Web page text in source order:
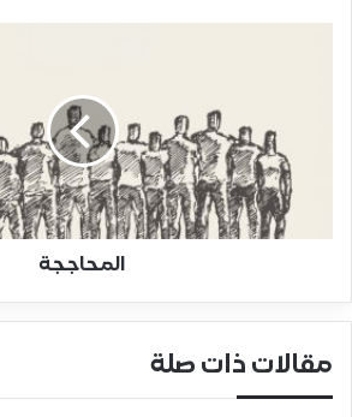
المحاججة
مقالات ذات صلة